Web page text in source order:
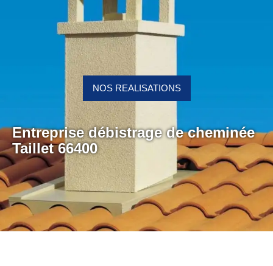
Entreprise débistrage de cheminée
Taillet 66400
NOS REALISATIONS